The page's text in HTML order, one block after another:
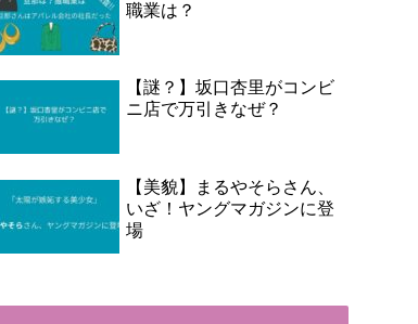
職業は？
【謎？】坂口杏里がコンビ
ニ店で万引きなぜ？
【美貌】まるやそらさん、
いざ！ヤングマガジンに登
場